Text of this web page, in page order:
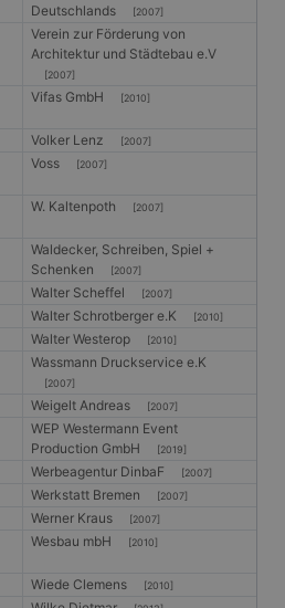
Deutschlands
[2007]
Verein zur Förderung von
Architektur und Städtebau e.V
[2007]
Vifas GmbH [2010]
Volker Lenz [2007]
Voss [2007]
W. Kaltenpoth [2007]
Waldecker, Schreiben, Spiel +
Schenken
[2007]
Walter Scheffel [2007]
Walter Schrotberger e.K [2010]
Walter Westerop [2010]
Wassmann Druckservice e.K
[2007]
Weigelt Andreas [2007]
WEP Westermann Event
Production GmbH
[2019]
Werbeagentur DinbaF [2007]
Werkstatt Bremen [2007]
Werner Kraus [2007]
Wesbau mbH [2010]
Wiede Clemens [2010]